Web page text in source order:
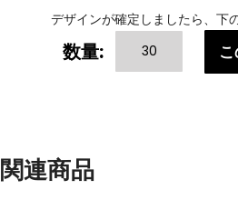
デザインが確定しましたら、下
数量:
VARIATIONS-
関連商品